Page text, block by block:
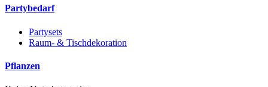
Partybedarf
Partysets
Raum- & Tischdekoration
Pflanzen